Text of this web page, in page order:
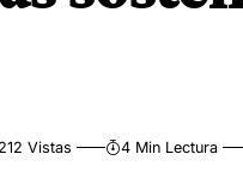
212 Vistas 4 Min Lectura